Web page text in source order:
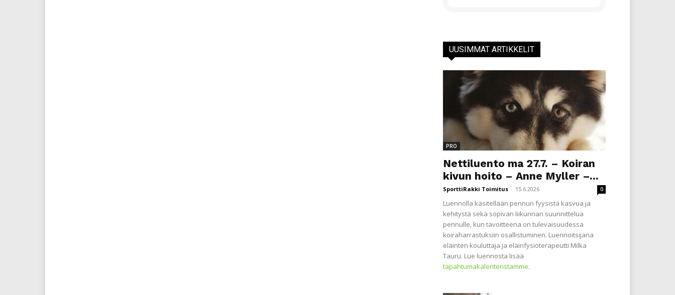
UUSIMMAT ARTIKKELIT
PRO
Nettiluento ma 27.7. – Koiran
kivun hoito – Anne Myller –...
SporttiRakki Toimitus - 15.6.2026 0
Luennolla käsitellään pennun fyysistä kasvua ja
kehitystä sekä sopivan liikunnan suunnittelua
pennulle, kun tavoitteena on tulevaisuudessa
koiraharrastuksiin osallistuminen. Luennoitsijana
eläinten kouluttaja ja eläinfysioterapeutti Milka
Tauru. Lue luennosta lisää
tapahtumakalenteristamme.